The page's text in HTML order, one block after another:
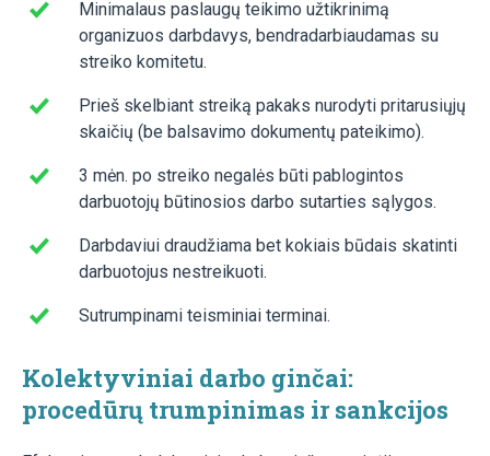
Minimalaus paslaugų teikimo užtikrinimą
organizuos darbdavys, bendradarbiaudamas su
streiko komitetu.
Prieš skelbiant streiką pakaks nurodyti pritarusiųjų
skaičių (be balsavimo dokumentų pateikimo).
3 mėn. po streiko negalės būti pablogintos
darbuotojų būtinosios darbo sutarties sąlygos.
Darbdaviui draudžiama bet kokiais būdais skatinti
darbuotojus nestreikuoti.
Sutrumpinami teisminiai terminai.
Kolektyviniai darbo ginčai:
procedūrų trumpinimas ir sankcijos